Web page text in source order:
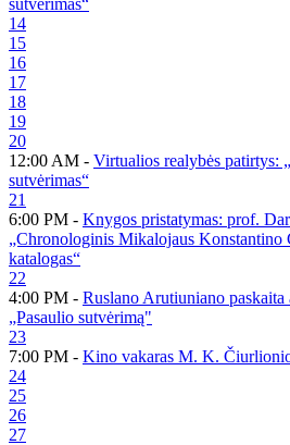
sutvėrimas“
14
15
16
17
18
19
20
12:00 AM - Virtualios realybės patirtys:
sutvėrimas“
21
6:00 PM - Knygos pristatymas: prof.
„Chronologinis Mikalojaus
katalogas“
22
4:00 PM - Ruslano Arutiuniano
„Pasaulio sutvėrimą"
23
7:00 PM - Kino vakaras M. K.
24
25
26
27